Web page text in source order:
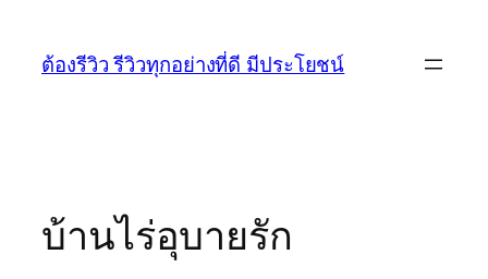
content
ต้องรีวิว รีวิวทุกอย่างที่ดี มีประโยชน์
บ้านไร่อุบายรัก